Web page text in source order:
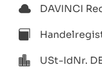
DAVINCI
USt-IdNr.